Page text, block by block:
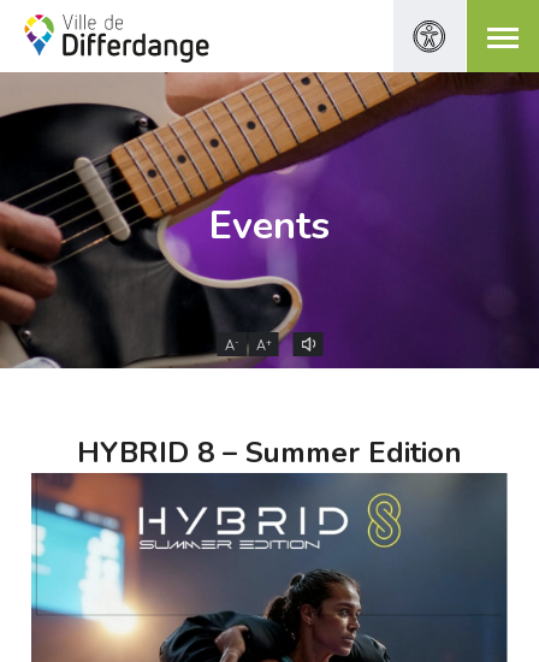
Events
A- A+
HYBRID 8 – Summer Edition